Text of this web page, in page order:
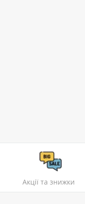
Акції та знижки